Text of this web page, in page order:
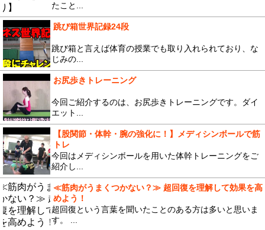
たこと...
跳び箱世界記録24段
跳び箱と言えば体育の授業でも取り入れられており、な
じみの...
お尻歩きトレーニング
今回ご紹介するのは、お尻歩きトレーニングです。ダイ
エット...
【股関節・体幹・腕の強化に！】メディシンボールで筋
トレ
今回はメディシンボールを用いた体幹トレーニングをご
紹介し...
≪筋肉がうまくつかない？≫ 超回復を理解して効果を高
めよう！
超回復という言葉を聞いたことのある方は多いと思いま
す。 ...